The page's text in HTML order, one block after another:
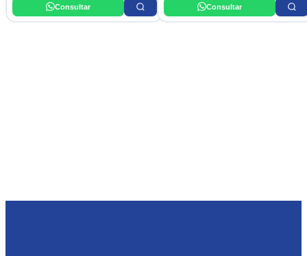
Consultar Consultar